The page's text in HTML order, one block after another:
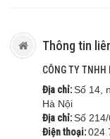
Thông tin
CÔNG TY TNHH
Địa chỉ:Số 14,
Hà Nội
Địa chỉ:Số
Điện thoại:024